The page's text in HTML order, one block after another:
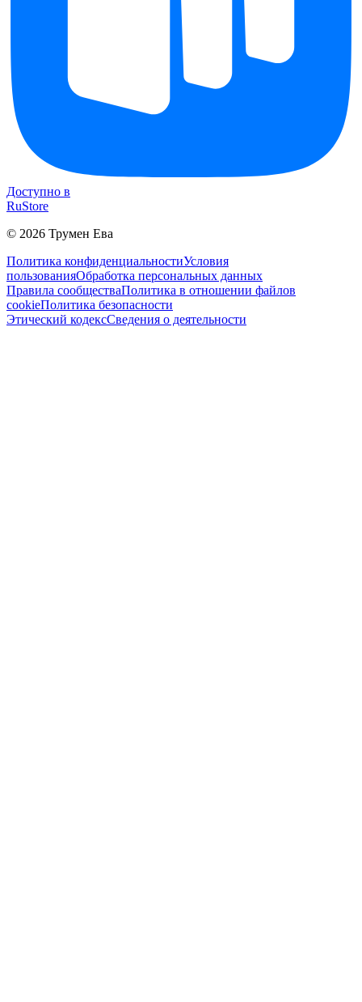
Доступно в
RuStore
© 2026 Трумен Ева
Политика конфиденциальностиУсловия
пользованияОбработка персональных данных
Правила сообществаПолитика в отношении файлов
cookieПолитика безопасности
Этический кодексСведения о деятельности